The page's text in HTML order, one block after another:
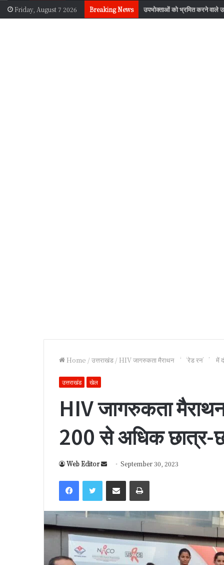
Friday, August 7 2026 Breaking News उपभोक्ताओं को भ्रमित करने वाले
Home /उत्तराखंड / HIV जागरुकता मैराथन ‘‘रेड रन’’ में
उत्तराखंड खेल
HIV जागरुकता
200 से अधिक छात्र-
Web Editor
d
a
e
m
a
September 30, 2023
Facebook